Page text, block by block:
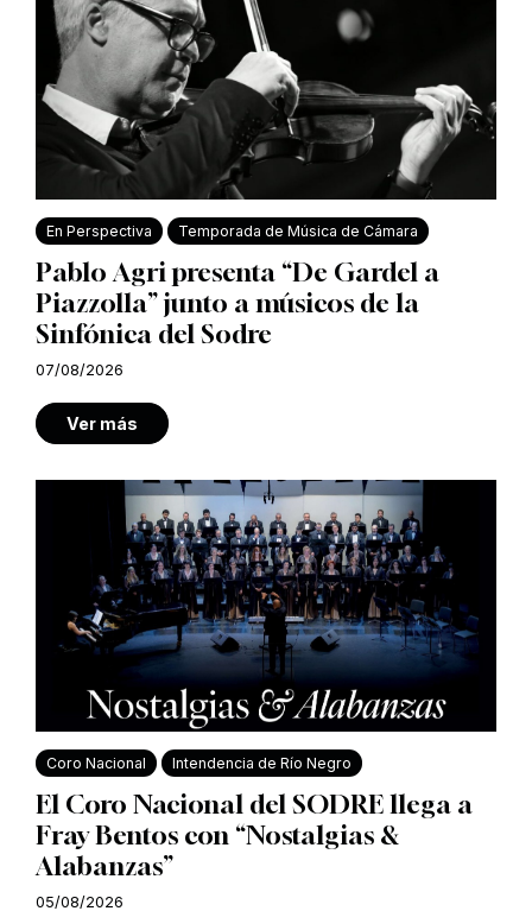
En Perspectiva Temporada de Música de Cámara
Pablo Agri presenta “De Gardel a
Piazzolla” junto a músicos de la
Sinfónica del Sodre
07/08/2026
Ver más
Coro Nacional Intendencia de Río Negro
El Coro Nacional del SODRE llega a
Fray Bentos con “Nostalgias &
Alabanzas”
05/08/2026